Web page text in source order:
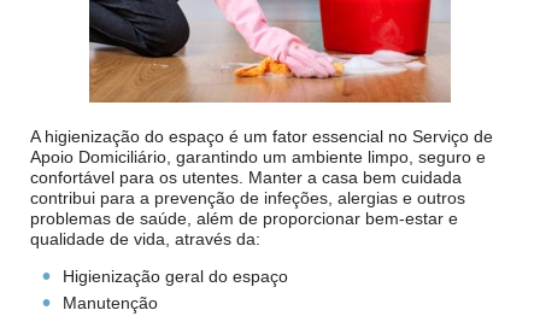
A higienização do espaço é um fator essencial no Serviço de
Apoio Domiciliário, garantindo um ambiente limpo, seguro e
confortável para os utentes. Manter a casa bem cuidada
contribui para a prevenção de infeções, alergias e outros
problemas de saúde, além de proporcionar bem-estar e
qualidade de vida, através da:
Higienização geral do espaço
Manutenção